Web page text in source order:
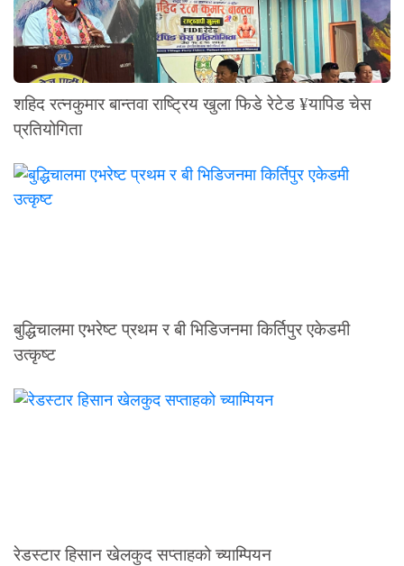
शहिद रत्नकुमार बान्तवा राष्ट्रिय खुला फिडे रेटेड ¥यापिड चेस
प्रतियोगिता
बुद्धिचालमा एभरेष्ट प्रथम र बी भिडिजनमा किर्तिपुर एकेडमी
उत्कृष्ट
रेडस्टार हिसान खेलकुद सप्ताहको च्याम्पियन